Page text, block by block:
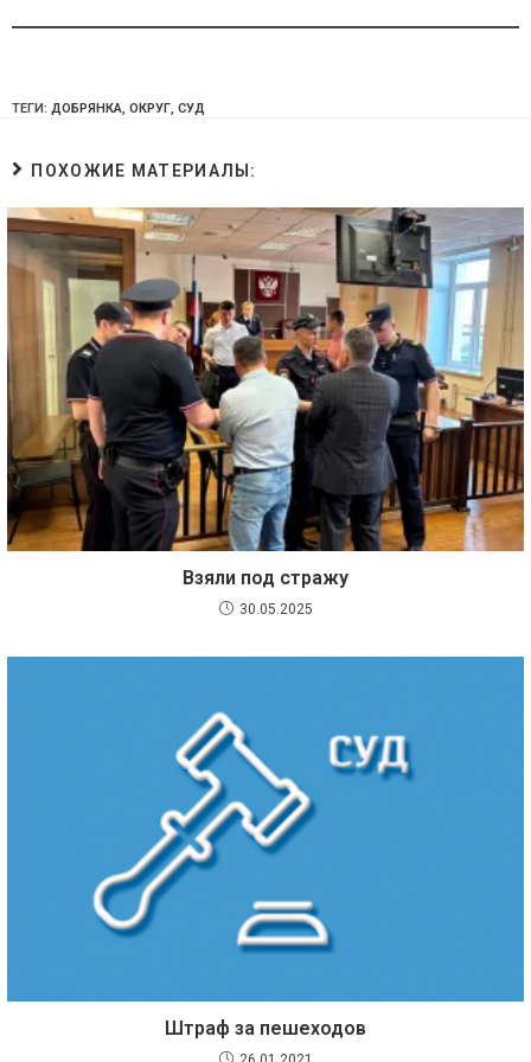
ТЕГИ: ДОБРЯНКА, ОКРУГ, СУД
ПОХОЖИЕ МАТЕРИАЛЫ:
Взяли под стражу
30.05.2025
Штраф за пешеходов